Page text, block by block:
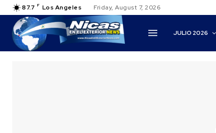
87.7 F Los Angeles Friday, August 7, 2026
JULIO 2026